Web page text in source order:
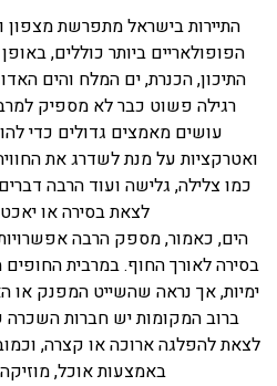
התיירות בישראל מתפרשת
הפופולאריים ביותר כוללים,
התיכון, הכנרת, ים המלח והים
רגילה פשוט כבר לא מספיק
עושים מאמצים גדולים כדי
ואטרקציות על מנת לשדרג את
כמו צלילה, גלישה ועוד הרבה
לצאת בסירה או
הים, כאמור, מספק הרבה
בסירה לאורך החוף. במרבית
ימיות, אך נראה שהשייט המפנק או
ברוב המקומות יש חברות
לצאת להפלגה ארוכה או קצרה,
באמצעות אוכל,